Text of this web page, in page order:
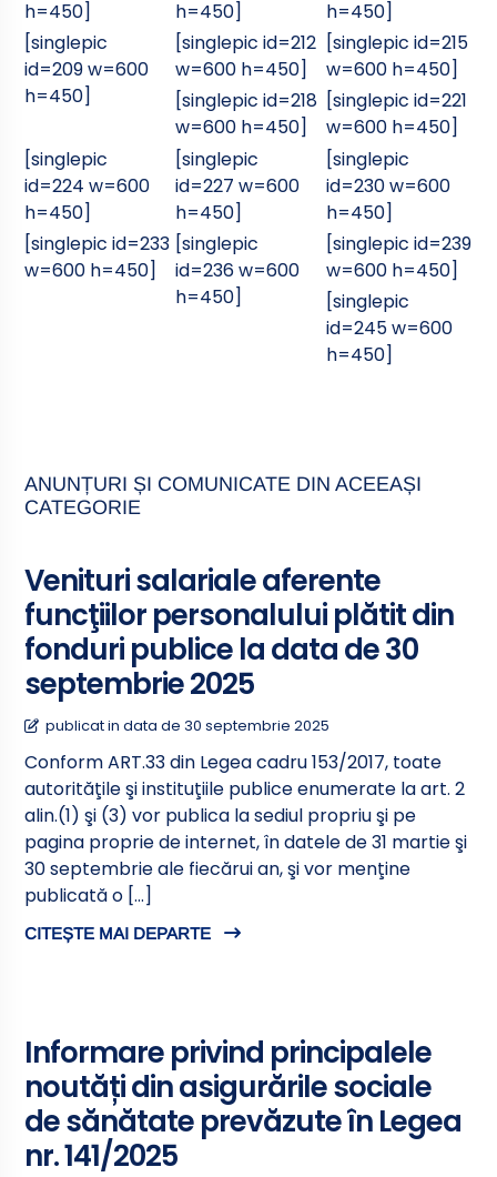
h=450] h=450]
h=450]
[singlepic
id=209 w=600
h=450]
[singlepic id=212
w=600 h=450]
[singlepic id=215
w=600 h=450]
[singlepic id=218
w=600 h=450]
[singlepic id=221
w=600 h=450]
[singlepic
id=224 w=600
h=450]
[singlepic
id=227 w=600
h=450]
[singlepic
id=230 w=600
h=450]
[singlepic id=233
w=600 h=450]
[singlepic
id=236 w=600
h=450]
[singlepic id=239
w=600 h=450]
[singlepic
id=245 w=600
h=450]
ANUNȚURI ȘI COMUNICATE DIN ACEEAȘI
CATEGORIE
Venituri salariale aferente
funcţiilor personalului plătit din
fonduri publice la data de 30
septembrie 2025
publicat in data de 30 septembrie 2025
Conform ART.33 din Legea cadru 153/2017, toate
autorităţile şi instituţiile publice enumerate la art. 2
alin.(1) şi (3) vor publica la sediul propriu şi pe
pagina proprie de internet, în datele de 31 martie şi
30 septembrie ale fiecărui an, şi vor menţine
publicată o […]
CITEȘTE MAI DEPARTE
Informare privind principalele
noutăți din asigurările sociale
de sănătate prevăzute în Legea
nr. 141/2025